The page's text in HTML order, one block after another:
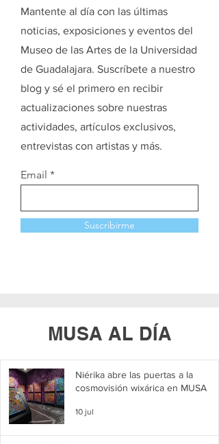
Mantente al día con las últimas
noticias, exposiciones y eventos del
Museo de las Artes de la Universidad
de Guadalajara. Suscríbete a nuestro
blog y sé el primero en recibir
actualizaciones sobre nuestras
actividades, artículos exclusivos,
entrevistas con artistas y más.
Email
Suscribirme
MUSA AL DÍA
Niérika abre las puertas a la
cosmovisión wixárica en MUSA
10 jul